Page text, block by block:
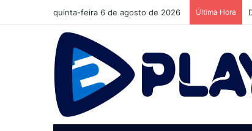
quinta-feira 6 de agosto de 2026 Última Hora